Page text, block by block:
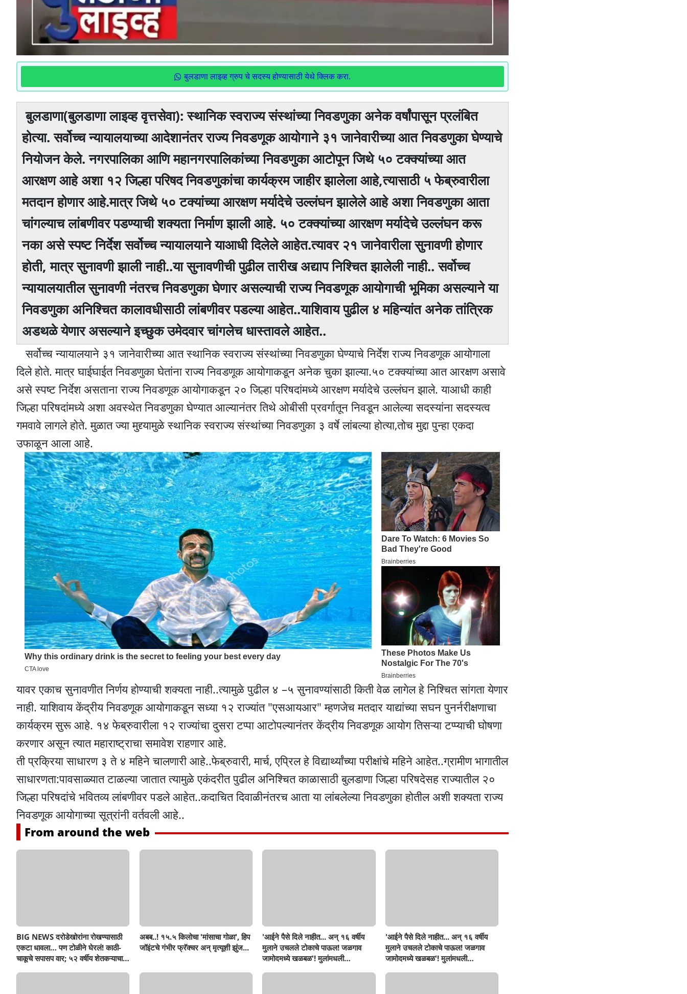
बुलडाणा लाइव्ह ग्रुप चे सदस्य होण्यासाठी येथे क्लिक करा.
बुलडाणा(बुलडाणा लाइव्ह वृत्तसेवा): स्थानिक स्वराज्य संस्थांच्या निवडणुका अनेक वर्षांपासून प्रलंबित
होत्या. सर्वोच्च न्यायालयाच्या आदेशानंतर राज्य निवडणूक आयोगाने ३१ जानेवारीच्या आत निवडणुका घेण्याचे
नियोजन केले. नगरपालिका आणि महानगरपालिकांच्या निवडणुका आटोपून जिथे ५० टक्क्यांच्या आत
आरक्षण आहे अशा १२ जिल्हा परिषद निवडणुकांचा कार्यक्रम जाहीर झालेला आहे,त्यासाठी ५ फेब्रुवारीला
मतदान होणार आहे.मात्र जिथे ५० टक्यांच्या आरक्षण मर्यादेचे उल्लंघन झालेले आहे अशा निवडणुका आता
चांगल्याच लांबणीवर पडण्याची शक्यता निर्माण झाली आहे. ५० टक्क्यांच्या आरक्षण मर्यादेचे उल्लंघन करू
नका असे स्पष्ट निर्देश सर्वोच्च न्यायालयाने याआधी दिलेले आहेत.त्यावर २१ जानेवारीला सुनावणी होणार
होती, मात्र सुनावणी झाली नाही..या सुनावणीची पुढील तारीख अद्याप निश्चित झालेली नाही.. सर्वोच्च
न्यायालयातील सुनावणी नंतरच निवडणुका घेणार असल्याची राज्य निवडणूक आयोगाची भूमिका असल्याने या
निवडणुका अनिश्चित कालावधीसाठी लांबणीवर पडल्या आहेत..याशिवाय पुढील ४ महिन्यांत अनेक तांत्रिक
अडथळे येणार असल्याने इच्छुक उमेदवार चांगलेच धास्तावले आहेत..
सर्वोच्च न्यायालयाने ३१ जानेवारीच्या आत स्थानिक स्वराज्य संस्थांच्या निवडणुका घेण्याचे निर्देश राज्य निवडणूक आयोगाला
दिले होते. मात्र घाईघाईत निवडणुका घेतांना राज्य निवडणूक आयोगाकडून अनेक चुका झाल्या.५० टक्क्यांच्या आत आरक्षण असावे
असे स्पष्ट निर्देश असताना राज्य निवडणूक आयोगाकडून २० जिल्हा परिषदांमध्ये आरक्षण मर्यादेचे उल्लंघन झाले. याआधी काही
जिल्हा परिषदांमध्ये अशा अवस्थेत निवडणुका घेण्यात आल्यानंतर तिथे ओबीसी प्रवर्गातून निवडून आलेल्या सदस्यांना सदस्यत्व
गमवावे लागले होते. मुळात ज्या मुद्द्यामुळे स्थानिक स्वराज्य संस्थांच्या निवडणुका ३ वर्षे लांबल्या होत्या,तोच मुद्दा पुन्हा एकदा
उफाळून आला आहे.
यावर एकाच सुनावणीत निर्णय होण्याची शक्यता नाही..त्यामुळे पुढील ४ –५ सुनावण्यांसाठी किती वेळ लागेल हे निश्चित सांगता येणार
नाही. याशिवाय केंद्रीय निवडणूक आयोगाकडून सध्या १२ राज्यांत "एसआयआर" म्हणजेच मतदार याद्यांच्या सघन पुनर्नरीक्षणाचा
कार्यक्रम सुरू आहे. १४ फेब्रुवारीला १२ राज्यांचा दुसरा टप्पा आटोपल्यानंतर केंद्रीय निवडणूक आयोग तिसऱ्या टप्प्याची घोषणा
करणार असून त्यात महाराष्ट्राचा समावेश राहणार आहे.
ती प्रक्रिया साधारण ३ ते ४ महिने चालणारी आहे..फेब्रुवारी, मार्च, एप्रिल हे विद्यार्थ्यांच्या परीक्षांचे महिने आहेत..ग्रामीण भागातील
साधारणता:पावसाळ्यात टाळल्या जातात त्यामुळे एकंदरीत पुढील अनिश्चित काळासाठी बुलडाणा जिल्हा परिषदेसह राज्यातील २०
जिल्हा परिषदांचे भवितव्य लांबणीवर पडले आहेत..कदाचित दिवाळीनंतरच आता या लांबलेल्या निवडणुका होतील अशी शक्यता राज्य
निवडणूक आयोगाच्या सूत्रांनी वर्तवली आहे..
From around the web
BIG NEWS दरोडेखोरांना रोखण्यासाठी
एकटा धावला… पण टोळीने घेरलं! काठी-
चाकूचे सपासप वार; ५२ वर्षीय शेतकऱ्याचा
अबब..! १५.५ किलोचा 'मांसाचा गोळा', हिप
जॉइंटचे गंभीर फ्रॅक्चर अन् मृत्यूशी झुंज...
'आईने पैसे दिले नाहीत... अन् १६ वर्षीय
मुलाने उचलले टोकाचे पाऊल! जळगाव
जामोदमध्ये खळबळ'! मुलांमधली
'आईने पैसे दिले नाहीत... अन् १६ वर्षीय
मुलाने उचलले टोकाचे पाऊल! जळगाव
जामोदमध्ये खळबळ'! मुलांमधली